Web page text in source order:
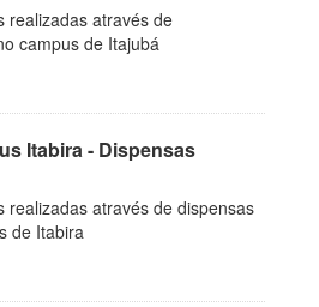
realizadas através de
campus de Itajubá
Itabira - Dispensas
realizadas através de dispensas
de Itabira